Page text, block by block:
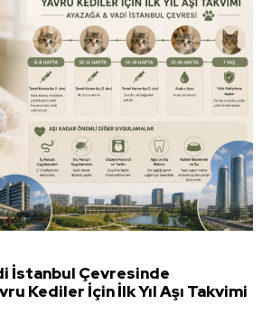
İstanbul Çevresinde
Kediler İçin İlk Yıl Aşı Takvimi